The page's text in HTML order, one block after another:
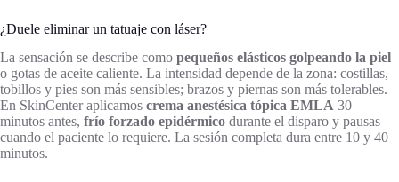
¿Duele eliminar un tatuaje con láser?
La sensación se describe como pequeños elásticos golpeando la piel
o gotas de aceite caliente. La intensidad depende de la zona: costillas,
tobillos y pies son más sensibles; brazos y piernas son más tolerables.
En SkinCenter aplicamos crema anestésica tópica EMLA 30
minutos antes, frío forzado epidérmico durante el disparo y pausas
cuando el paciente lo requiere. La sesión completa dura entre 10 y 40
minutos.